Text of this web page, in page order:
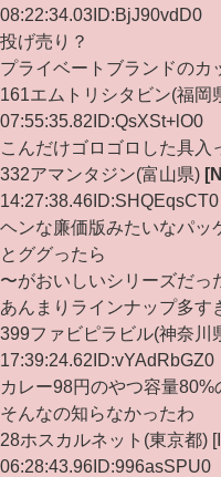
08:22:34.03 ID:BjJ90vdD0
投げ売り？
プライベートブランドのカ
161 エムトリシタビン(福岡
07:55:35.82 ID:QsXSt+lO0
こんだけゴロゴロした具入
332アマンタジン(富山県)
14:27:38.46 ID:SHQEqsCT0
ヘンな廉価版みたいなパッ
とググったら
〜がおいしいシリーズだっ
あんまりラインナップ多す
399ファビピラビル(神奈川
17:39:24.62 ID:vYAdRbGZ0
カレー98円のやつ容量80%
そんなの知らなかったわ
28ホスカルネット(東京都)
06:28:43.96ID:996asSPU0